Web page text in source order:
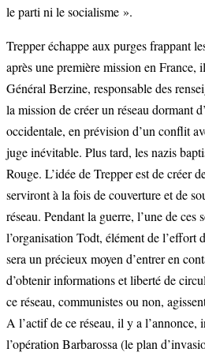
le parti ni le socialisme ».
Trepper échappe aux purges frappant
après une première mission en France,
Général Berzine, responsable des
la mission de créer un réseau dormant
occidentale, en prévision d’un conflit
juge inévitable. Plus tard, les nazis
Rouge. L’idée de Trepper est de créer
serviront à la fois de couverture et de
réseau. Pendant la guerre, l’une de ces
l’organisation Todt, élément de l’effort
sera un précieux moyen d’entrer en
d’obtenir informations et liberté de
ce réseau, communistes ou non,
A l’actif de ce réseau, il y a l’annonce,
l’opération Barbarossa (le plan